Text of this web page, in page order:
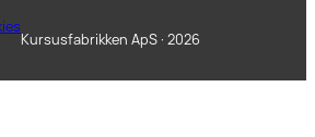
Kursusfabrikken ApS · 2026